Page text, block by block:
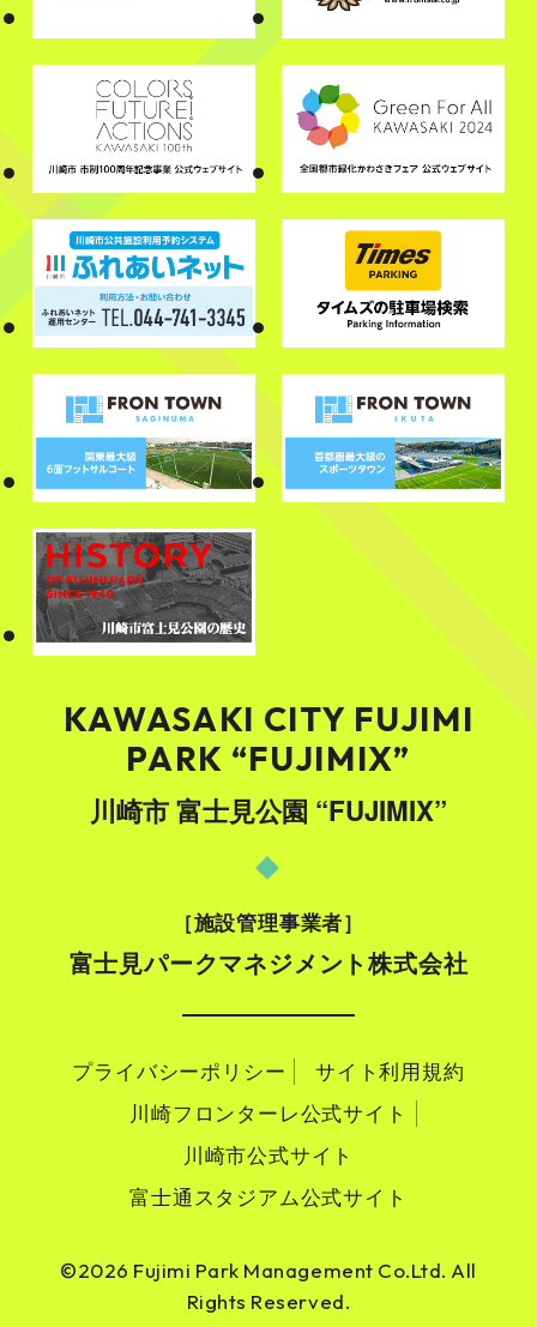
KAWASAKI CITY FUJIMI
PARK “FUJIMIX”
川崎市 富士見公園 “FUJIMIX”
施設管理事業者
富士見パークマネジメント株式会社
プライバシーポリシー
サイト利用規約
川崎フロンターレ公式サイト
川崎市公式サイト
富士通スタジアム公式サイト
©2026 Fujimi Park Management Co.Ltd. All
Rights Reserved.